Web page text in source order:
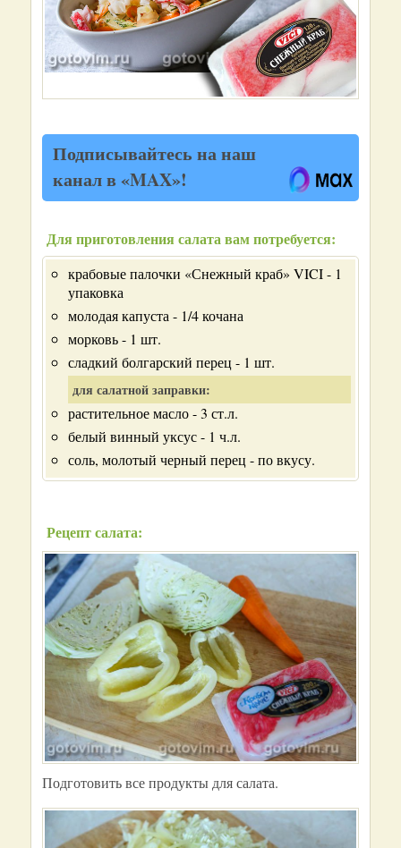
Подписывайтесь на наш
канал в «MAX»!
Для приготовления салата вам потребуется:
крабовые палочки «Снежный краб» VICI - 1
упаковка
молодая капуста - 1/4 кочана
морковь - 1 шт.
сладкий болгарский перец - 1 шт.
для салатной заправки:
растительное масло - 3 ст.л.
белый винный уксус - 1 ч.л.
соль, молотый черный перец - по вкусу.
Рецепт салата:
Подготовить все продукты для салата.